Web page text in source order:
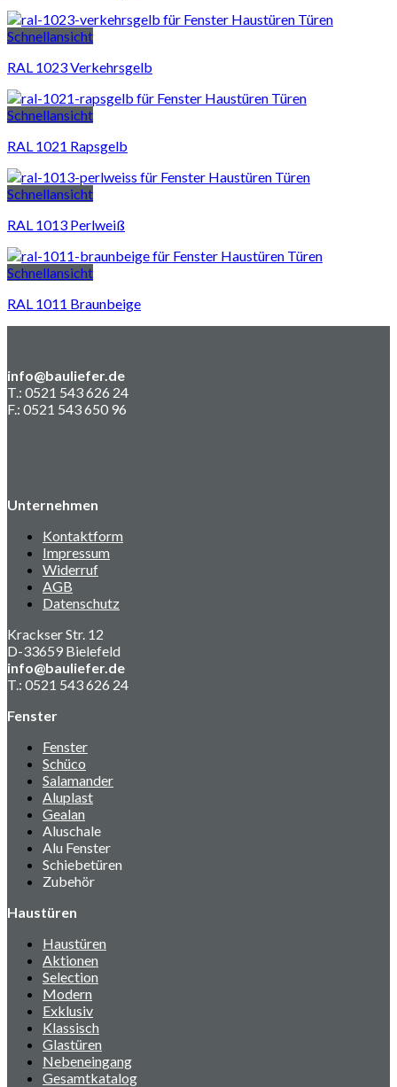
Schnellansicht
RAL 1023 Verkehrsgelb
Schnellansicht
RAL 1021 Rapsgelb
Schnellansicht
RAL 1013 Perlweiß
Schnellansicht
RAL 1011 Braunbeige
info@bauliefer.de
T.: 0521 543 626 24
F.: 0521 543 650 96
Unternehmen
Kontaktform
Impressum
Widerruf
AGB
Datenschutz
Krackser Str. 12
D-33659 Bielefeld
info@bauliefer.de
T.: 0521 543 626 24
Fenster
Fenster
Schüco
Salamander
Aluplast
Gealan
Aluschale
Alu Fenster
Schiebetüren
Zubehör
Haustüren
Haustüren
Aktionen
Selection
Modern
Exklusiv
Klassisch
Glastüren
Nebeneingang
Gesamtkatalog